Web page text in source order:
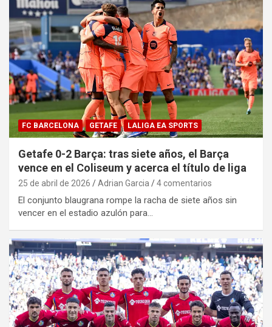
FC BARCELONA GETAFE LALIGA EA SPORTS
Getafe 0-2 Barça: tras siete años, el Barça
vence en el Coliseum y acerca el título de liga
25 de abril de 2026 Adrian Garcia 4 comentarios
El conjunto blaugrana rompe la racha de siete años sin
vencer en el estadio azulón para…